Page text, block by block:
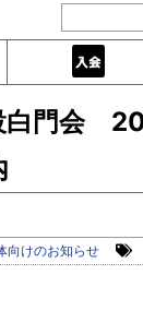
白門会
向けのお知らせ